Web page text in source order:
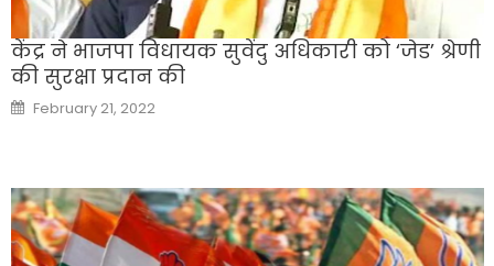
केंद्र ने भाजपा विधायक सुवेंदु अधिकारी को ‘जेड’ श्रेणी
की सुरक्षा प्रदान की
Posted
on
February 21, 2022